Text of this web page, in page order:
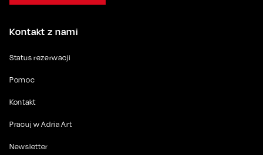
Kontakt z nami
Status rezerwacji
Pomoc
Kontakt
Pracuj w Adria Art
Newsletter